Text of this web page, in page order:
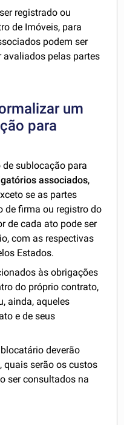
registrado ou
de Imóveis, para
podem ser
avaliados pelas partes
um
para
sublocação para
associados,
se as partes
de firma ou registro do
de cada ato pode ser
com as respectivas
Estados.
às obrigações
do próprio contrato,
ainda, aqueles
e de seus
deverão
quais serão os custos
ser consultados na